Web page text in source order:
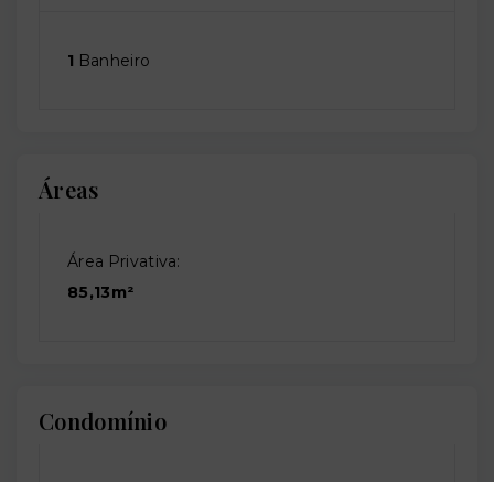
1 Banheiro
Áreas
Área Privativa:
85,13m²
Condomínio